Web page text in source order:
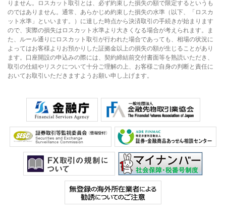
りません。ロスカット取引とは、必ず約束した損失の額で限定するというも
のではありません。通常、あらかじめ約束した損失の水準（以下、「ロスカ
ット水準」といいます。）に達した時点から決済取引の手続きが始まります
ので、実際の損失はロスカット水準より大きくなる場合が考えられます。ま
た、ルール通りにロスカット取引が行われた場合であっても、相場の状況に
よってはお客様よりお預かりした証拠金以上の損失の額が生じることがあり
ます。口座開設の申込みの際には、契約締結前交付書面等を熟読いただき、
取引の仕組やリスクについて十分ご理解の上、お客様ご自身の判断と責任に
おいてお取引いただきますようお願い申し上げます。